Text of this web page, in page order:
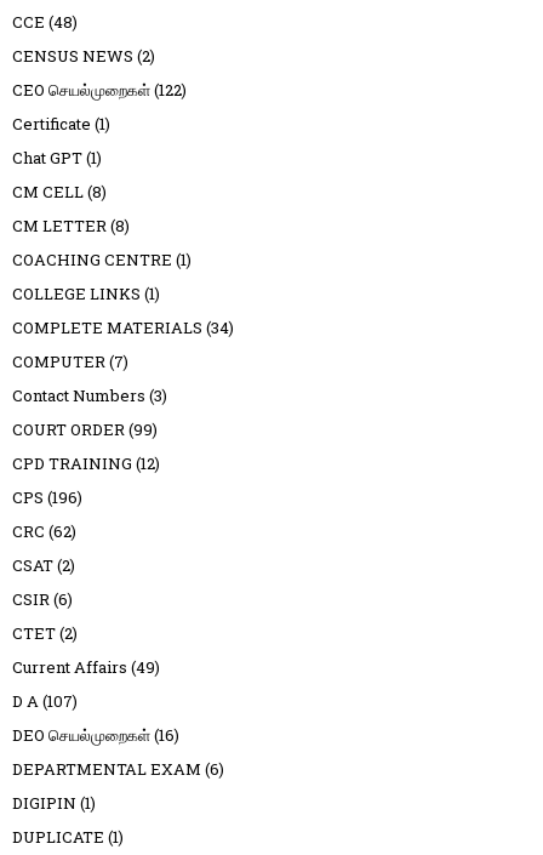
CCE (48)
CENSUS NEWS (2)
CEO செயல்முறைகள்(122)
Certificate (1)
Chat GPT(1)
CM CELL(8)
CM LETTER(8)
COACHING CENTRE (1)
COLLEGE LINKS (1)
COMPLETE MATERIALS (34)
COMPUTER(7)
Contact Numbers (3)
COURT ORDER(99)
CPD TRAINING (12)
CPS (196)
CRC (62)
CSAT(2)
CSIR(6)
CTET(2)
Current Affairs (49)
D A(107)
DEO செயல்முறைகள்(16)
DEPARTMENTAL EXAM (6)
DIGIPIN (1)
DUPLICATE (1)